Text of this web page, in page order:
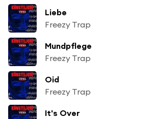
Liebe
Freezy Trap
Mundpflege
Freezy Trap
Oid
Freezy Trap
It's Over